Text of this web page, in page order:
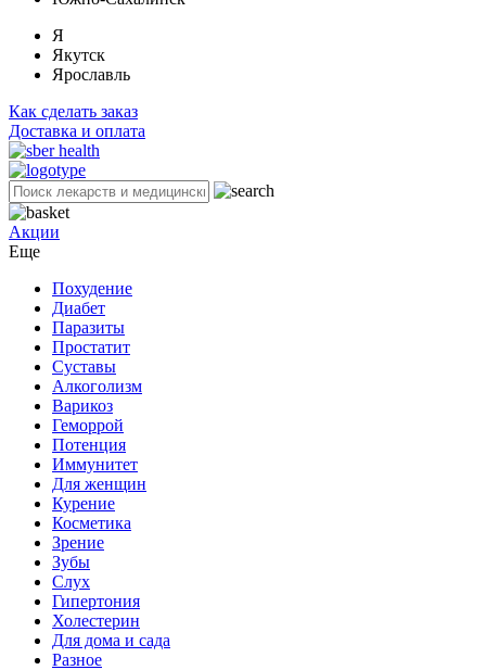
Я
Якутск
Ярославль
Как сделать заказ
Доставка и оплата
Акции
Еще
Похудение
Диабет
Паразиты
Простатит
Суставы
Алкоголизм
Варикоз
Геморрой
Потенция
Иммунитет
Для женщин
Курение
Косметика
Зрение
Зубы
Слух
Гипертония
Холестерин
Для дома и сада
Разное